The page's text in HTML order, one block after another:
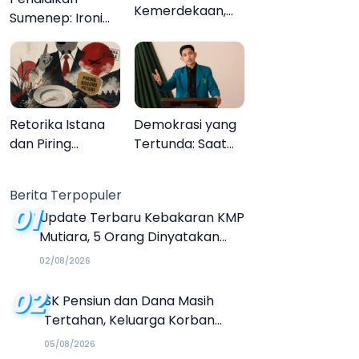
Sumenep: Ironi
13.095 Anak Tidak
Sekolah
Menyaksikan
Semarak Festival
Kalender Event
2026
Kemerdekaan,
Melupakan
Retorika Istana
dan Piring
Demokrasi yang
Tertunda: Saat
Berita Terpopuler
01Update Terbaru Kebakaran KMP
Mutiara, 5 Orang Dinyatakan
Tewas
02/08/2026
02SK Pensiun dan Dana Masih
Tertahan, Keluarga Korban
Tagih Janji BRI Sumenep
05/08/2026